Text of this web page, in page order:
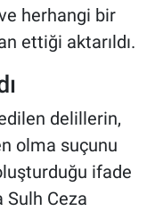
herhangi bir
ettiği aktarıldı.
delillerin,
olma suçunu
ifade
Sulh Ceza